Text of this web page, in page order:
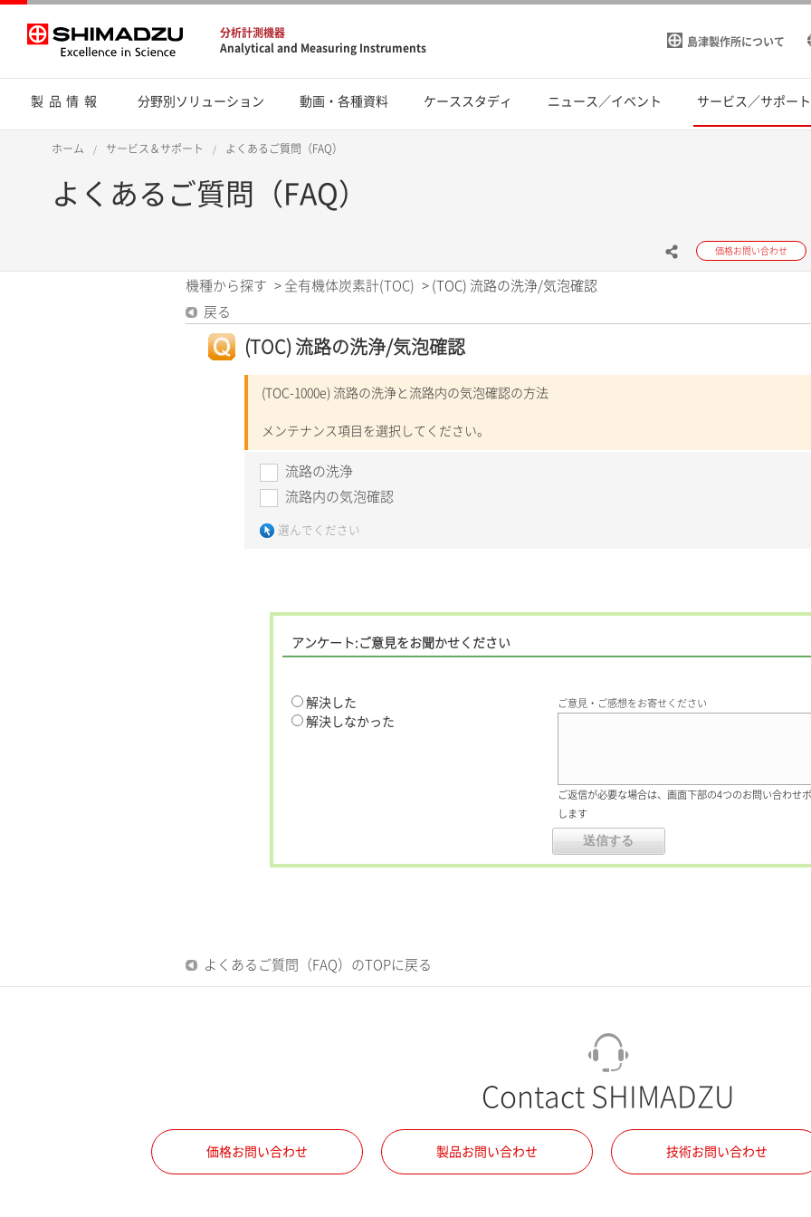
分析計測機器
Analytical and Measuring Instruments
島津製作所について
製品情報 分野別ソリューション 動画・各種資料 ケーススタディ ニュース／イベント サービス／サポート
ホーム サービス＆サポート よくあるご質問（FAQ）
よくあるご質問（FAQ）
価格お問い合わせ
機種から探す > 全有機体炭素計(TOC) > (TOC) 流路の洗浄/気泡確認
戻る
(TOC) 流路の洗浄/気泡確認
(TOC-1000e) 流路の洗浄と流路内の気泡確認の方法
メンテナンス項目を選択してください。
流路の洗浄
流路内の気泡確認
選んでください
アンケート:ご意見をお聞かせください
解決した
解決しなかった
ご意見・ご感想をお寄せください
ご返信が必要な場合は、画面下部の4つのお問い合わせ
します
よくあるご質問（FAQ）のTOPに戻る
Contact SHIMADZU
価格お問い合わせ 製品お問い合わせ 技術お問い合わせ